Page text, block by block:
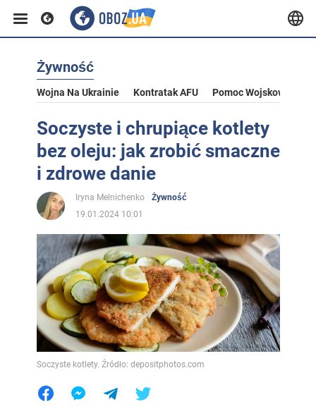
Żywność
Wojna Na Ukrainie Kontratak AFU Pomoc Wojskowa Dla
Soczyste i chrupiące kotlety
bez oleju: jak zrobić smaczne
i zdrowe danie
Iryna Melnichenko
Żywność
19.01.2024 10:01
Soczyste kotlety. Źródło: depositphotos.com